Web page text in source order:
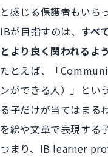
と感じる保護者もいら
IBが目指すのは、 すべ
とより良く関われるよ
たとえば、「
ンができる人）」とい
る子だけが当てはまる
を絵や文章で表現する
つまり、IB learner